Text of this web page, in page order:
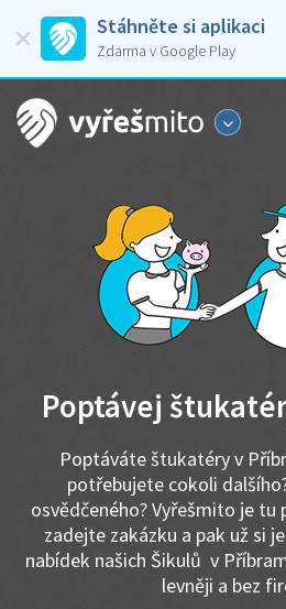
Stáhněte si aplikaci
Zdarma v Google Play
Poptávej
Poptáváte štukatéry v
potřebujete cokoli
osvědčeného? Vyřešmito je tu
zadejte zakázku a pak už si
nabídek našich Šikulů v
levněji a bez